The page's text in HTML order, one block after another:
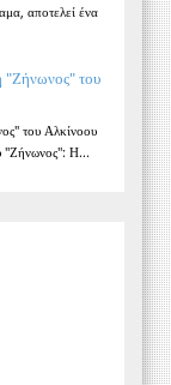
αποτελεί ένα
"Ζήνωνος" του
του Αλκίνοου
"Ζήνωνος": Η...